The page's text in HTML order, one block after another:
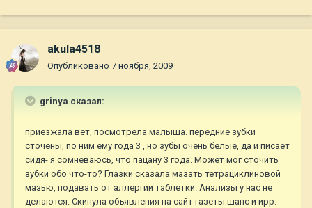
akula4518
Опубликовано 7 ноября, 2009
grinya сказал:
приезжала вет, посмотрела малыша. передние зубки
сточены, по ним ему года 3 , но зубы очень белые, да и писает
сидя- я сомневаюсь, что пацану 3 года. Может мог сточить
зубки обо что-то? Глазки сказала мазать тетрациклиновой
мазью, подавать от аллергии таблетки. Анализы у нас не
делаются. Скинула объявления на сайт газеты шанс и ирр.